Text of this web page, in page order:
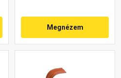
Megnézem